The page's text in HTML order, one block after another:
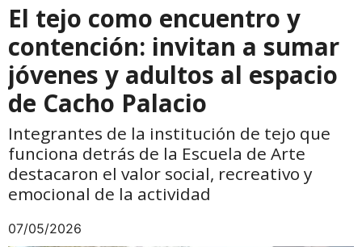
El tejo como encuentro y
contención: invitan a sumar
jóvenes y adultos al espacio
de Cacho Palacio
Integrantes de la institución de tejo que
funciona detrás de la Escuela de Arte
destacaron el valor social, recreativo y
emocional de la actividad
07/05/2026